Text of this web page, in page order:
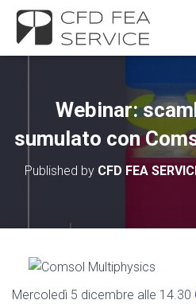
Webinar:
sumulato con
Published by CFD FEA
Mercoledì 5 dicembre alle 14.30